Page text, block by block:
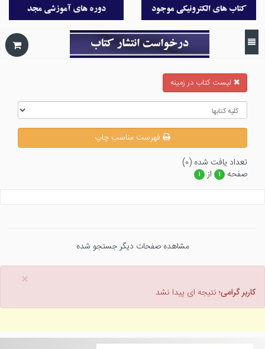
ليست كتاب در زمينه
فهرست مناسب چاپ
تعداد يافت شده (۰)
صفحه
۱ از ۱
مشاهده صفحات دیگر جستجو شده
×
کاربر گرامی؛ نتیجه ای پیدا نشد